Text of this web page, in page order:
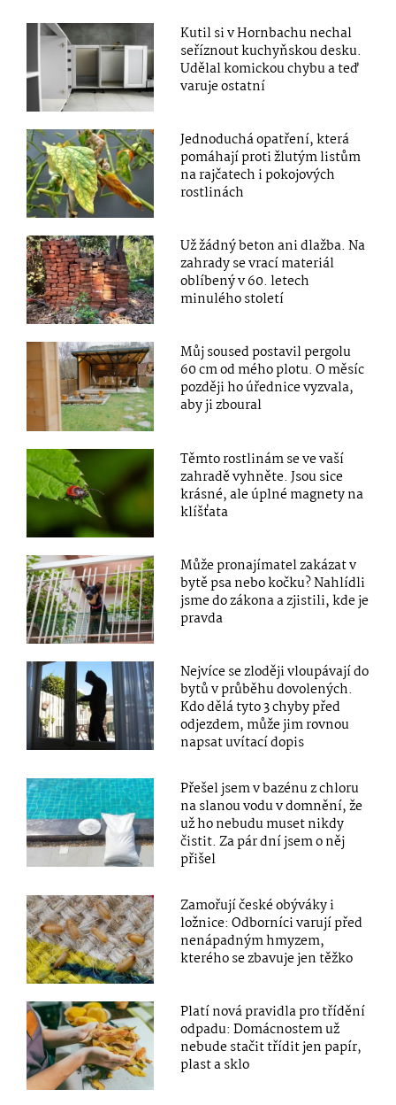
Kutil si v Hornbachu nechal
seříznout kuchyňskou desku.
Udělal komickou chybu a teď
varuje ostatní
Jednoduchá opatření, která
pomáhají proti žlutým listům
na rajčatech i pokojových
rostlinách
Už žádný beton ani dlažba. Na
zahrady se vrací materiál
oblíbený v 60. letech
minulého století
Můj soused postavil pergolu
60 cm od mého plotu. O měsíc
později ho úřednice vyzvala,
aby ji zboural
Těmto rostlinám se ve vaší
zahradě vyhněte. Jsou sice
krásné, ale úplné magnety na
klíšťata
Může pronajímatel zakázat v
bytě psa nebo kočku? Nahlídli
jsme do zákona a zjistili, kde je
pravda
Nejvíce se zloději vloupávají do
bytů v průběhu dovolených.
Kdo dělá tyto 3 chyby před
odjezdem, může jim rovnou
napsat uvítací dopis
Přešel jsem v bazénu z chloru
na slanou vodu v domnění, že
už ho nebudu muset nikdy
čistit. Za pár dní jsem o něj
přišel
Zamořují české obýváky i
ložnice: Odborníci varují před
nenápadným hmyzem,
kterého se zbavuje jen těžko
Platí nová pravidla pro třídění
odpadu: Domácnostem už
nebude stačit třídit jen papír,
plast a sklo